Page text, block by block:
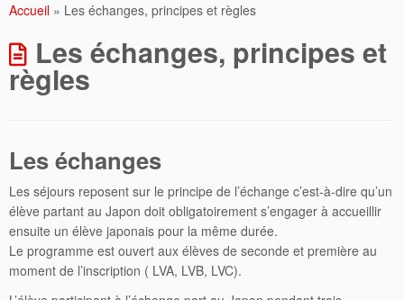
Accueil » Les échanges, principes et règles
Les échanges, principes et
règles
Les échanges
Les séjours reposent sur le principe de l’échange c’est-à-dire qu’un
élève partant au Japon doit obligatoirement s’engager à accueillir
ensuite un élève japonais pour la même durée.
Le programme est ouvert aux élèves de seconde et première au
moment de l’inscription ( LVA, LVB, LVC).